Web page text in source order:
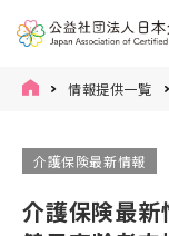
情報提供一覧
介護保険最新情報
介護保険最